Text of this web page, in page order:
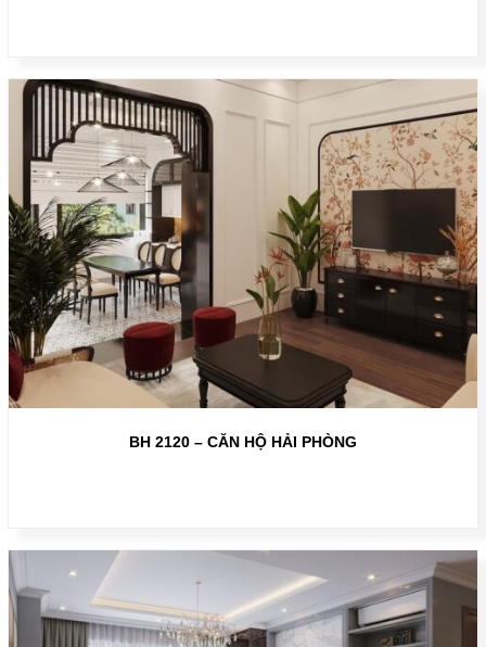
BH 2120 – CĂN HỘ HẢI PHÒNG